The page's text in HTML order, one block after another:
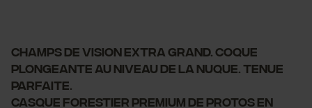
Champs de vision extra grand. Coque
plongeante au niveau de la nuque. Tenue
parfaite.
Casque forestier Premium de Protos en